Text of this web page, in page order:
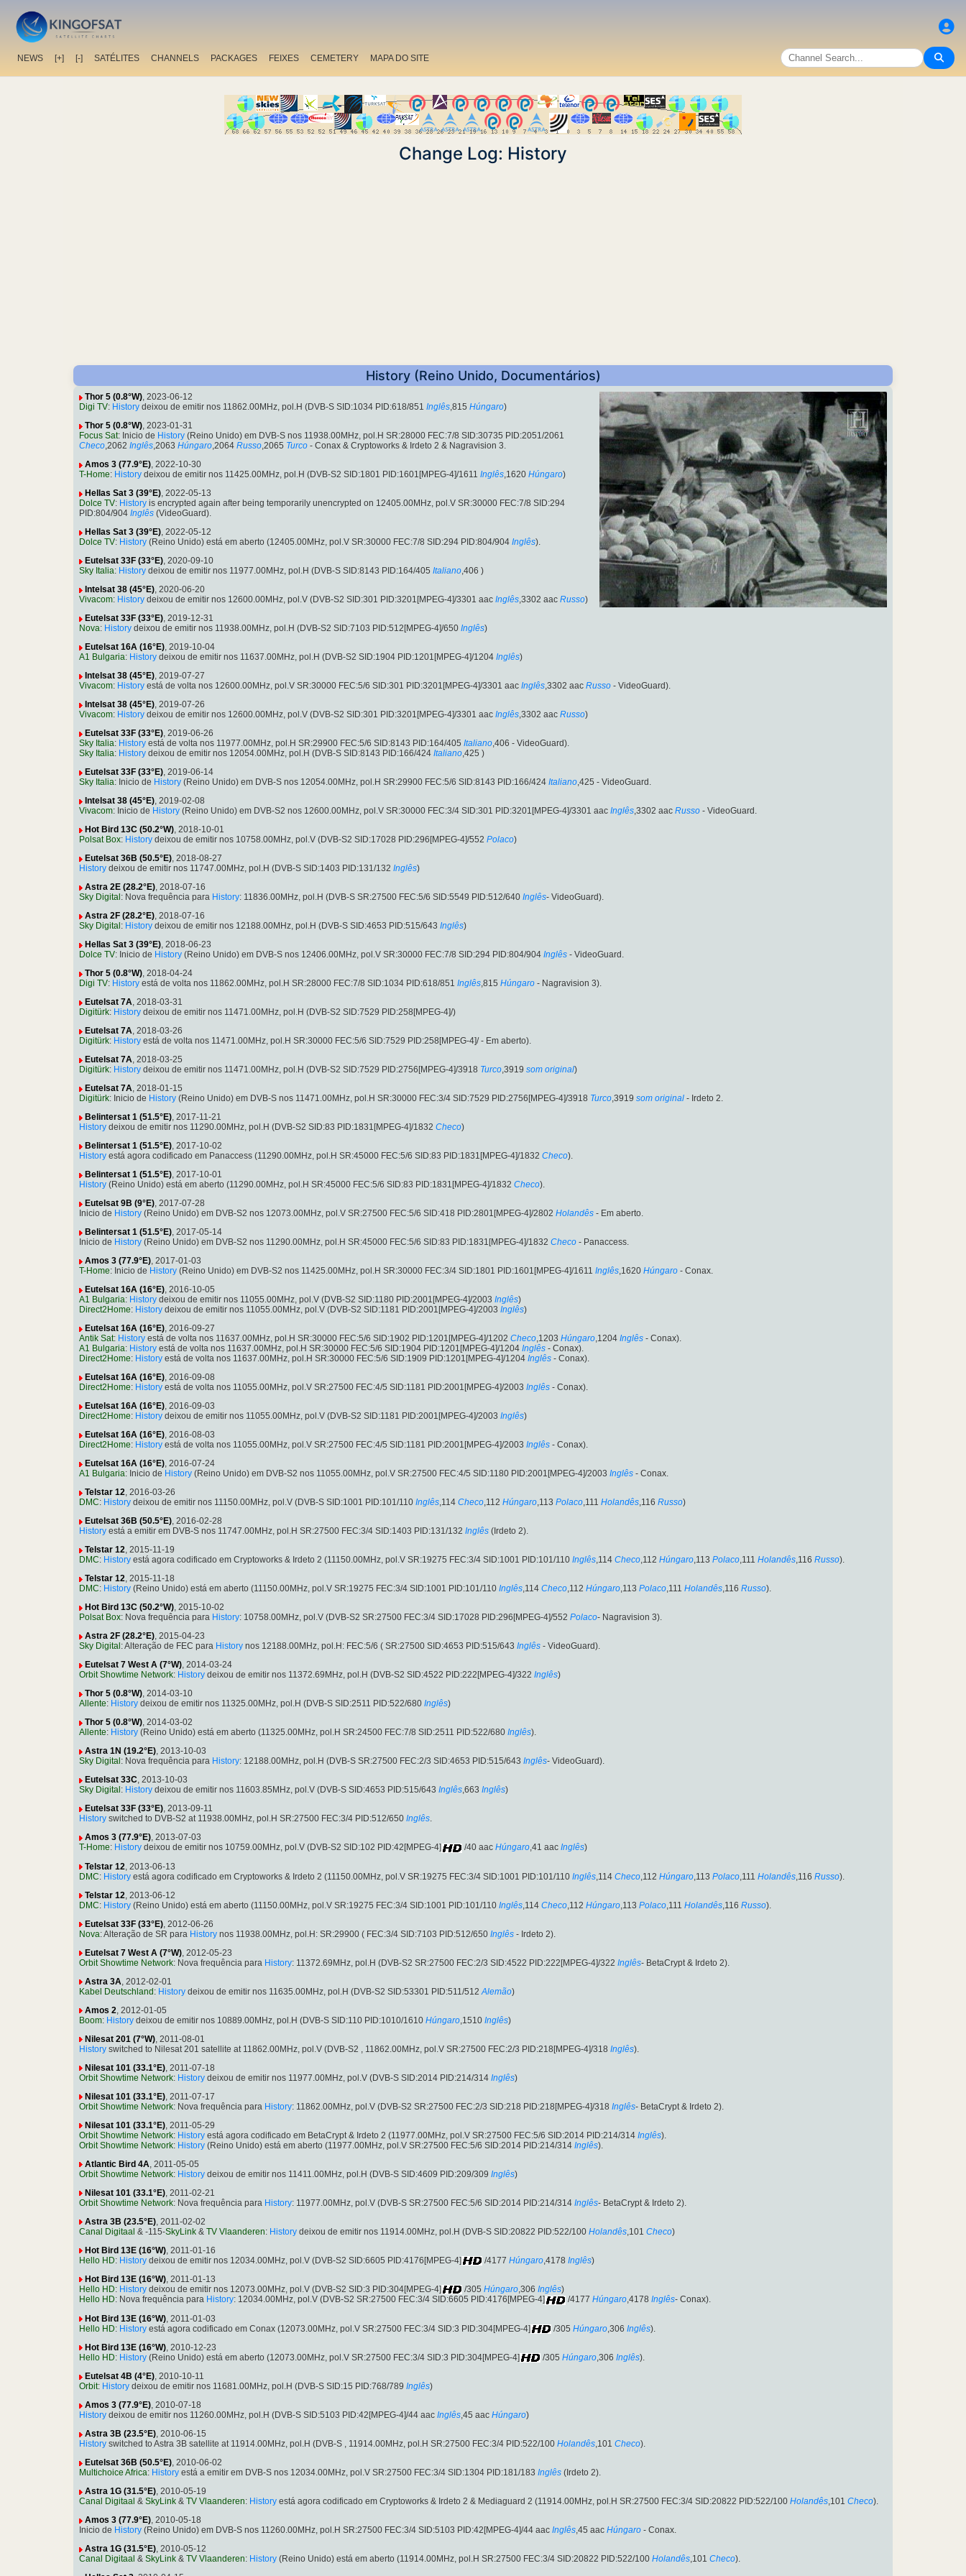
NEWS [+] [-] SATÉLITES CHANNELS PACKAGES FEIXES CEMETERY MAPA DO SITE
Change Log: History
History (Reino Unido, Documentários)
Thor 5 (0.8°W), 2023-06-12
Digi TV: History deixou de emitir nos 11862.00MHz, pol.H (DVB-S SID:1034 PID:618/851 Inglês,815 Húngaro)
Thor 5 (0.8°W), 2023-01-31
Focus Sat: Inicio de History (Reino Unido) em DVB-S nos 11938.00MHz, pol.H SR:28000 FEC:7/8 SID:30735 PID:2051/2061
Checo,2062 Inglês,2063 Húngaro,2064 Russo,2065 Turco - Conax & Cryptoworks & Irdeto 2 & Nagravision 3.
Amos 3 (77.9°E), 2022-10-30
T-Home: History deixou de emitir nos 11425.00MHz, pol.H (DVB-S2 SID:1801 PID:1601[MPEG-4]/1611 Inglês,1620 Húngaro)
Hellas Sat 3 (39°E), 2022-05-13
Dolce TV: History is encrypted again after being temporarily unencrypted on 12405.00MHz, pol.V SR:30000 FEC:7/8 SID:294
PID:804/904 Inglês (VideoGuard).
Hellas Sat 3 (39°E), 2022-05-12
Dolce TV: History (Reino Unido) está em aberto (12405.00MHz, pol.V SR:30000 FEC:7/8 SID:294 PID:804/904 Inglês).
Eutelsat 33F (33°E), 2020-09-10
Sky Italia: History deixou de emitir nos 11977.00MHz, pol.H (DVB-S SID:8143 PID:164/405 Italiano,406 )
Intelsat 38 (45°E), 2020-06-20
Vivacom: History deixou de emitir nos 12600.00MHz, pol.V (DVB-S2 SID:301 PID:3201[MPEG-4]/3301 aac Inglês,3302 aac Russo)
Eutelsat 33F (33°E), 2019-12-31
Nova: History deixou de emitir nos 11938.00MHz, pol.H (DVB-S2 SID:7103 PID:512[MPEG-4]/650 Inglês)
Eutelsat 16A (16°E), 2019-10-04
A1 Bulgaria: History deixou de emitir nos 11637.00MHz, pol.H (DVB-S2 SID:1904 PID:1201[MPEG-4]/1204 Inglês)
Intelsat 38 (45°E), 2019-07-27
Vivacom: History está de volta nos 12600.00MHz, pol.V SR:30000 FEC:5/6 SID:301 PID:3201[MPEG-4]/3301 aac Inglês,3302 aac Russo - VideoGuard).
Intelsat 38 (45°E), 2019-07-26
Vivacom: History deixou de emitir nos 12600.00MHz, pol.V (DVB-S2 SID:301 PID:3201[MPEG-4]/3301 aac Inglês,3302 aac Russo)
Eutelsat 33F (33°E), 2019-06-26
Sky Italia: History está de volta nos 11977.00MHz, pol.H SR:29900 FEC:5/6 SID:8143 PID:164/405 Italiano,406 - VideoGuard).
Sky Italia: History deixou de emitir nos 12054.00MHz, pol.H (DVB-S SID:8143 PID:166/424 Italiano,425 )
Eutelsat 33F (33°E), 2019-06-14
Sky Italia: Inicio de History (Reino Unido) em DVB-S nos 12054.00MHz, pol.H SR:29900 FEC:5/6 SID:8143 PID:166/424 Italiano,425 - VideoGuard.
Intelsat 38 (45°E), 2019-02-08
Vivacom: Inicio de History (Reino Unido) em DVB-S2 nos 12600.00MHz, pol.V SR:30000 FEC:3/4 SID:301 PID:3201[MPEG-4]/3301 aac Inglês,3302 aac Russo - VideoGuard.
Hot Bird 13C (50.2°W), 2018-10-01
Polsat Box: History deixou de emitir nos 10758.00MHz, pol.V (DVB-S2 SID:17028 PID:296[MPEG-4]/552 Polaco)
Eutelsat 36B (50.5°E), 2018-08-27
History deixou de emitir nos 11747.00MHz, pol.H (DVB-S SID:1403 PID:131/132 Inglês)
Astra 2E (28.2°E), 2018-07-16
Sky Digital : Nova frequência para History: 11836.00MHz, pol.H (DVB-S SR:27500 FEC:5/6 SID:5549 PID:512/640 Inglês- VideoGuard).
Astra 2F (28.2°E), 2018-07-16
Sky Digital : History deixou de emitir nos 12188.00MHz, pol.H (DVB-S SID:4653 PID:515/643 Inglês)
Hellas Sat 3 (39°E), 2018-06-23
Dolce TV: Inicio de History (Reino Unido) em DVB-S nos 12406.00MHz, pol.V SR:30000 FEC:7/8 SID:294 PID:804/904 Inglês - VideoGuard.
Thor 5 (0.8°W), 2018-04-24
Digi TV: History está de volta nos 11862.00MHz, pol.H SR:28000 FEC:7/8 SID:1034 PID:618/851 Inglês,815 Húngaro - Nagravision 3).
Eutelsat 7A, 2018-03-31
Digitürk: History deixou de emitir nos 11471.00MHz, pol.H (DVB-S2 SID:7529 PID:258[MPEG-4]/)
Eutelsat 7A, 2018-03-26
Digitürk: History está de volta nos 11471.00MHz, pol.H SR:30000 FEC:5/6 SID:7529 PID:258[MPEG-4]/ - Em aberto).
Eutelsat 7A, 2018-03-25
Digitürk: History deixou de emitir nos 11471.00MHz, pol.H (DVB-S2 SID:7529 PID:2756[MPEG-4]/3918 Turco,3919 som original)
Eutelsat 7A, 2018-01-15
Digitürk: Inicio de History (Reino Unido) em DVB-S nos 11471.00MHz, pol.H SR:30000 FEC:3/4 SID:7529 PID:2756[MPEG-4]/3918 Turco,3919 som original - Irdeto 2.
Belintersat 1 (51.5°E), 2017-11-21
History deixou de emitir nos 11290.00MHz, pol.H (DVB-S2 SID:83 PID:1831[MPEG-4]/1832 Checo)
Belintersat 1 (51.5°E), 2017-10-02
History está agora codificado em Panaccess (11290.00MHz, pol.H SR:45000 FEC:5/6 SID:83 PID:1831[MPEG-4]/1832 Checo).
Belintersat 1 (51.5°E), 2017-10-01
History (Reino Unido) está em aberto (11290.00MHz, pol.H SR:45000 FEC:5/6 SID:83 PID:1831[MPEG-4]/1832 Checo).
Eutelsat 9B (9°E), 2017-07-28
Inicio de History (Reino Unido) em DVB-S2 nos 12073.00MHz, pol.V SR:27500 FEC:5/6 SID:418 PID:2801[MPEG-4]/2802 Holandês - Em aberto.
Belintersat 1 (51.5°E), 2017-05-14
Inicio de History (Reino Unido) em DVB-S2 nos 11290.00MHz, pol.H SR:45000 FEC:5/6 SID:83 PID:1831[MPEG-4]/1832 Checo - Panaccess.
Amos 3 (77.9°E), 2017-01-03
T-Home: Inicio de History (Reino Unido) em DVB-S2 nos 11425.00MHz, pol.H SR:30000 FEC:3/4 SID:1801 PID:1601[MPEG-4]/1611 Inglês,1620 Húngaro - Conax.
Eutelsat 16A (16°E), 2016-10-05
A1 Bulgaria: History deixou de emitir nos 11055.00MHz, pol.V (DVB-S2 SID:1180 PID:2001[MPEG-4]/2003 Inglês)
Direct2Home: History deixou de emitir nos 11055.00MHz, pol.V (DVB-S2 SID:1181 PID:2001[MPEG-4]/2003 Inglês)
Eutelsat 16A (16°E), 2016-09-27
Antik Sat: History está de volta nos 11637.00MHz, pol.H SR:30000 FEC:5/6 SID:1902 PID:1201[MPEG-4]/1202 Checo,1203 Húngaro,1204 Inglês - Conax).
A1 Bulgaria: History está de volta nos 11637.00MHz, pol.H SR:30000 FEC:5/6 SID:1904 PID:1201[MPEG-4]/1204 Inglês - Conax).
Direct2Home: History está de volta nos 11637.00MHz, pol.H SR:30000 FEC:5/6 SID:1909 PID:1201[MPEG-4]/1204 Inglês - Conax).
Eutelsat 16A (16°E), 2016-09-08
Direct2Home: History está de volta nos 11055.00MHz, pol.V SR:27500 FEC:4/5 SID:1181 PID:2001[MPEG-4]/2003 Inglês - Conax).
Eutelsat 16A (16°E), 2016-09-03
Direct2Home: History deixou de emitir nos 11055.00MHz, pol.V (DVB-S2 SID:1181 PID:2001[MPEG-4]/2003 Inglês)
Eutelsat 16A (16°E), 2016-08-03
Direct2Home: History está de volta nos 11055.00MHz, pol.V SR:27500 FEC:4/5 SID:1181 PID:2001[MPEG-4]/2003 Inglês - Conax).
Eutelsat 16A (16°E), 2016-07-24
A1 Bulgaria: Inicio de History (Reino Unido) em DVB-S2 nos 11055.00MHz, pol.V SR:27500 FEC:4/5 SID:1180 PID:2001[MPEG-4]/2003 Inglês - Conax.
Telstar 12, 2016-03-26
DMC: History deixou de emitir nos 11150.00MHz, pol.V (DVB-S SID:1001 PID:101/110 Inglês,114 Checo,112 Húngaro,113 Polaco,111 Holandês,116 Russo)
Eutelsat 36B (50.5°E), 2016-02-28
History está a emitir em DVB-S nos 11747.00MHz, pol.H SR:27500 FEC:3/4 SID:1403 PID:131/132 Inglês (Irdeto 2).
Telstar 12, 2015-11-19
DMC: History está agora codificado em Cryptoworks & Irdeto 2 (11150.00MHz, pol.V SR:19275 FEC:3/4 SID:1001 PID:101/110 Inglês,114 Checo,112 Húngaro,113 Polaco,111 Holandês,116 Russo).
Telstar 12, 2015-11-18
DMC: History (Reino Unido) está em aberto (11150.00MHz, pol.V SR:19275 FEC:3/4 SID:1001 PID:101/110 Inglês,114 Checo,112 Húngaro,113 Polaco,111 Holandês,116 Russo).
Hot Bird 13C (50.2°W), 2015-10-02
Polsat Box: Nova frequência para History: 10758.00MHz, pol.V (DVB-S2 SR:27500 FEC:3/4 SID:17028 PID:296[MPEG-4]/552 Polaco- Nagravision 3).
Astra 2F (28.2°E), 2015-04-23
Sky Digital : Alteração de FEC para History nos 12188.00MHz, pol.H: FEC:5/6 ( SR:27500 SID:4653 PID:515/643 Inglês - VideoGuard).
Eutelsat 7 West A (7°W), 2014-03-24
Orbit Showtime Network: History deixou de emitir nos 11372.69MHz, pol.H (DVB-S2 SID:4522 PID:222[MPEG-4]/322 Inglês)
Thor 5 (0.8°W), 2014-03-10
Allente: History deixou de emitir nos 11325.00MHz, pol.H (DVB-S SID:2511 PID:522/680 Inglês)
Thor 5 (0.8°W), 2014-03-02
Allente: History (Reino Unido) está em aberto (11325.00MHz, pol.H SR:24500 FEC:7/8 SID:2511 PID:522/680 Inglês).
Astra 1N (19.2°E), 2013-10-03
Sky Digital : Nova frequência para History: 12188.00MHz, pol.H (DVB-S SR:27500 FEC:2/3 SID:4653 PID:515/643 Inglês- VideoGuard).
Eutelsat 33C, 2013-10-03
Sky Digital : History deixou de emitir nos 11603.85MHz, pol.V (DVB-S SID:4653 PID:515/643 Inglês,663 Inglês)
Eutelsat 33F (33°E), 2013-09-11
History switched to DVB-S2 at 11938.00MHz, pol.H SR:27500 FEC:3/4 PID:512/650 Inglês.
Amos 3 (77.9°E), 2013-07-03
T-Home: History deixou de emitir nos 10759.00MHz, pol.V (DVB-S2 SID:102 PID:42[MPEG-4] /40 aac Húngaro,41 aac Inglês)
Telstar 12 , 2013-06-13
DMC: History está agora codificado em Cryptoworks & Irdeto 2 (11150.00MHz, pol.V SR:19275 FEC:3/4 SID:1001 PID:101/110 Inglês ,114 Checo ,112 Húngaro ,113 Polaco ,111 Holandês ,116 Russo).
Telstar 12 , 2013-06-12
DMC: History (Reino Unido) está em aberto (11150.00MHz, pol.V SR:19275 FEC:3/4 SID:1001 PID:101/110 Inglês ,114 Checo ,112 Húngaro ,113 Polaco ,111 Holandês ,116 Russo).
Eutelsat 33F (33°E) , 2012-06-26
Nova: Alteração de SR para History nos 11938.00MHz, pol.H: SR:29900 ( FEC:3/4 SID:7103 PID:512/650 Inglês - Irdeto 2).
Eutelsat 7 West A (7°W) , 2012-05-23
Orbit Showtime Network: Nova frequência para History: 11372.69MHz, pol.H (DVB-S2 SR:27500 FEC:2/3 SID:4522 PID:222[MPEG-4]/322 Inglês- BetaCrypt & Irdeto 2).
Astra 3A , 2012-02-01
Kabel Deutschland: History deixou de emitir nos 11635.00MHz, pol.H (DVB-S2 SID:53301 PID:511/512 Alemão)
Amos 2 , 2012-01-05
Boom: History deixou de emitir nos 10889.00MHz, pol.H (DVB-S SID:110 PID:1010/1610 Húngaro ,1510 Inglês)
Nilesat 201 (7°W) , 2011-08-01
History switched to Nilesat 201 satellite at 11862.00MHz, pol.V (DVB-S2 , 11862.00MHz, pol.V SR:27500 FEC:2/3 PID:218[MPEG-4]/318 Inglês).
Nilesat 101 (33.1°E) , 2011-07-18
Orbit Showtime Network: History deixou de emitir nos 11977.00MHz, pol.V (DVB-S SID:2014 PID:214/314 Inglês)
Nilesat 101 (33.1°E) , 2011-07-17
Orbit Showtime Network: Nova frequência para History: 11862.00MHz, pol.V (DVB-S2 SR:27500 FEC:2/3 SID:218 PID:218[MPEG-4]/318 Inglês- BetaCrypt & Irdeto 2).
Nilesat 101 (33.1°E) , 2011-05-29
Orbit Showtime Network: History está agora codificado em BetaCrypt & Irdeto 2 (11977.00MHz, pol.V SR:27500 FEC:5/6 SID:2014 PID:214/314 Inglês).
Orbit Showtime Network: History (Reino Unido) está em aberto (11977.00MHz, pol.V SR:27500 FEC:5/6 SID:2014 PID:214/314 Inglês).
Atlantic Bird 4A , 2011-05-05
Orbit Showtime Network: History deixou de emitir nos 11411.00MHz, pol.H (DVB-S SID:4609 PID:209/309 Inglês)
Nilesat 101 (33.1°E) , 2011-02-21
Orbit Showtime Network: Nova frequência para History: 11977.00MHz, pol.V (DVB-S SR:27500 FEC:5/6 SID:2014 PID:214/314 Inglês- BetaCrypt & Irdeto 2).
Astra 3B (23.5°E) , 2011-02-02
Canal Digitaal & -115-SkyLink & TV Vlaanderen: History deixou de emitir nos 11914.00MHz, pol.H (DVB-S SID:20822 PID:522/100 Holandês ,101 Checo)
Hot Bird 13E (16°W) , 2011-01-16
Hello HD: History deixou de emitir nos 12034.00MHz, pol.V (DVB-S2 SID:6605 PID:4176[MPEG-4] /4177 Húngaro ,4178 Inglês)
Hot Bird 13E (16°W), 2011-01-13
Hello HD: History deixou de emitir nos 12073.00MHz, pol.V (DVB-S2 SID:3 PID:304[MPEG-4] /305 Húngaro,306 Inglês)
Hello HD: Nova frequência para History: 12034.00MHz, pol.V (DVB-S2 SR:27500 FEC:3/4 SID:6605 PID:4176[MPEG-4] /4177 Húngaro,4178 Inglês- Conax).
Hot Bird 13E (16°W) , 2011-01-03
Hello HD: History está agora codificado em Conax (12073.00MHz, pol.V SR:27500 FEC:3/4 SID:3 PID:304[MPEG-4] /305 Húngaro ,306 Inglês).
Hot Bird 13E (16°W), 2010-12-23
Hello HD: History (Reino Unido) está em aberto (12073.00MHz, pol.V SR:27500 FEC:3/4 SID:3 PID:304[MPEG-4] /305 Húngaro,306 Inglês).
Eutelsat 4B (4°E), 2010-10-11
Orbit: History deixou de emitir nos 11681.00MHz, pol.H (DVB-S SID:15 PID:768/789 Inglês)
Amos 3 (77.9°E), 2010-07-18
History deixou de emitir nos 11260.00MHz, pol.H (DVB-S SID:5103 PID:42[MPEG-4]/44 aac Inglês,45 aac Húngaro)
Astra 3B (23.5°E), 2010-06-15
History switched to Astra 3B satellite at 11914.00MHz, pol.H (DVB-S , 11914.00MHz, pol.H SR:27500 FEC:3/4 PID:522/100 Holandês,101 Checo).
Eutelsat 36B (50.5°E), 2010-06-02
Multichoice Africa: History está a emitir em DVB-S nos 12034.00MHz, pol.V SR:27500 FEC:3/4 SID:1304 PID:181/183 Inglês (Irdeto 2).
Astra 1G (31.5°E), 2010-05-19
Canal Digitaal & SkyLink & TV Vlaanderen: History está agora codificado em Cryptoworks & Irdeto 2 & Mediaguard 2 (11914.00MHz, pol.H SR:27500 FEC:3/4 SID:20822 PID:522/100 Holandês,101 Checo).
Amos 3 (77.9°E), 2010-05-18
Inicio de History (Reino Unido) em DVB-S nos 11260.00MHz, pol.H SR:27500 FEC:3/4 SID:5103 PID:42[MPEG-4]/44 aac Inglês,45 aac Húngaro - Conax.
Astra 1G (31.5°E), 2010-05-12
Canal Digitaal & SkyLink & TV Vlaanderen: History (Reino Unido) está em aberto (11914.00MHz, pol.H SR:27500 FEC:3/4 SID:20822 PID:522/100 Holandês,101 Checo).